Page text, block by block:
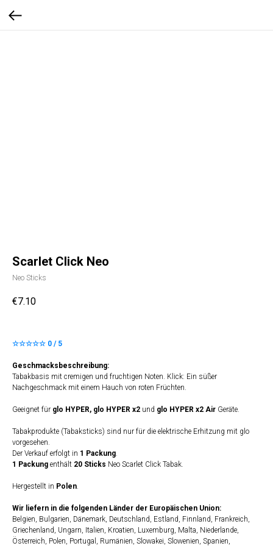
Scarlet Click Neo
Neo Sticks
€7.10
☆☆☆☆☆ 0 / 5
Geschmacksbeschreibung:
Tabakbasis mit cremigen und fruchtigen Noten. Klick: Ein süßer
Nachgeschmack mit einem Hauch von roten Früchten.
Geeignet für glo HYPER, glo HYPER x2 und glo HYPER x2 Air Geräte.
Tabakprodukte (Tabaksticks) sind nur für die elektrische Erhitzung mit glo
vorgesehen.
Der Verkauf erfolgt in 1 Packung.
1 Packung enthält 20 Sticks Neo Scarlet Click Tabak.
Hergestellt in Polen.
Wir liefern in die folgenden Länder der Europäischen Union:
Belgien, Bulgarien, Dänemark, Deutschland, Estland, Finnland, Frankreich,
Griechenland, Ungarn, Italien, Kroatien, Luxemburg, Malta, Niederlande,
Österreich, Polen, Portugal, Rumänien, Slowakei, Slowenien, Spanien,